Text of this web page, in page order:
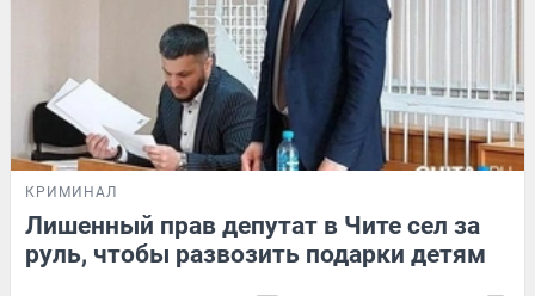
КРИМИНАЛ
Лишенный прав депутат в Чите сел за
руль, чтобы развозить подарки детям